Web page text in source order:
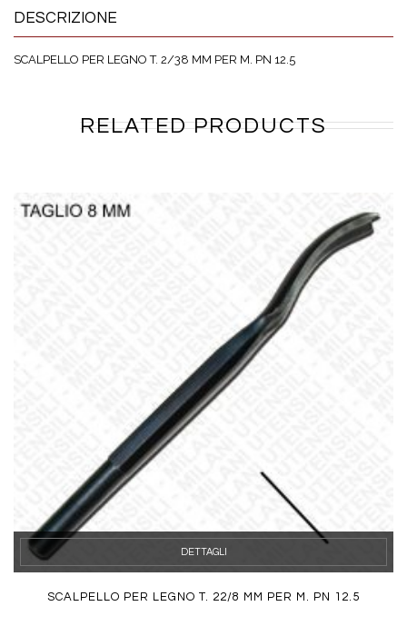
DESCRIZIONE
SCALPELLO PER LEGNO T. 2/38 MM PER M. PN 12.5
RELATED PRODUCTS
DETTAGLI
SCALPELLO PER LEGNO T. 22/8 MM PER M. PN 12.5